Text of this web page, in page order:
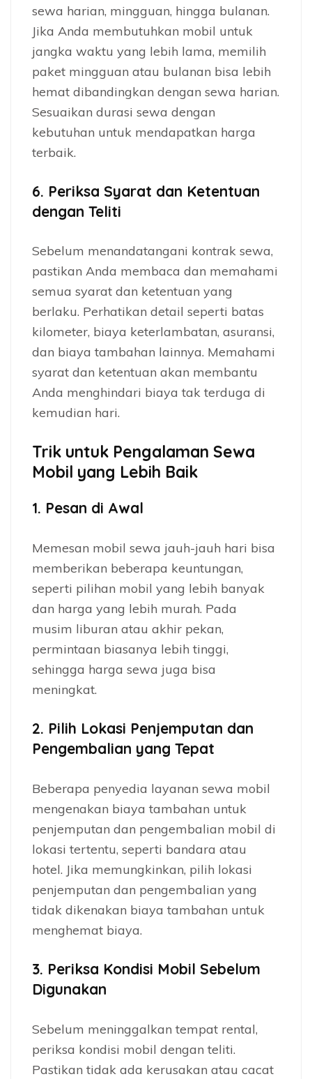
sewa harian, mingguan, hingga bulanan.
Jika Anda membutuhkan mobil untuk
jangka waktu yang lebih lama, memilih
paket mingguan atau bulanan bisa lebih
hemat dibandingkan dengan sewa harian.
Sesuaikan durasi sewa dengan
kebutuhan untuk mendapatkan harga
terbaik.
6. Periksa Syarat dan Ketentuan
dengan Teliti
Sebelum menandatangani kontrak sewa,
pastikan Anda membaca dan memahami
semua syarat dan ketentuan yang
berlaku. Perhatikan detail seperti batas
kilometer, biaya keterlambatan, asuransi,
dan biaya tambahan lainnya. Memahami
syarat dan ketentuan akan membantu
Anda menghindari biaya tak terduga di
kemudian hari.
Trik untuk Pengalaman Sewa
Mobil yang Lebih Baik
1. Pesan di Awal
Memesan mobil sewa jauh-jauh hari bisa
memberikan beberapa keuntungan,
seperti pilihan mobil yang lebih banyak
dan harga yang lebih murah. Pada
musim liburan atau akhir pekan,
permintaan biasanya lebih tinggi,
sehingga harga sewa juga bisa
meningkat.
2. Pilih Lokasi Penjemputan dan
Pengembalian yang Tepat
Beberapa penyedia layanan sewa mobil
mengenakan biaya tambahan untuk
penjemputan dan pengembalian mobil di
lokasi tertentu, seperti bandara atau
hotel. Jika memungkinkan, pilih lokasi
penjemputan dan pengembalian yang
tidak dikenakan biaya tambahan untuk
menghemat biaya.
3. Periksa Kondisi Mobil Sebelum
Digunakan
Sebelum meninggalkan tempat rental,
periksa kondisi mobil dengan teliti.
Pastikan tidak ada kerusakan atau cacat